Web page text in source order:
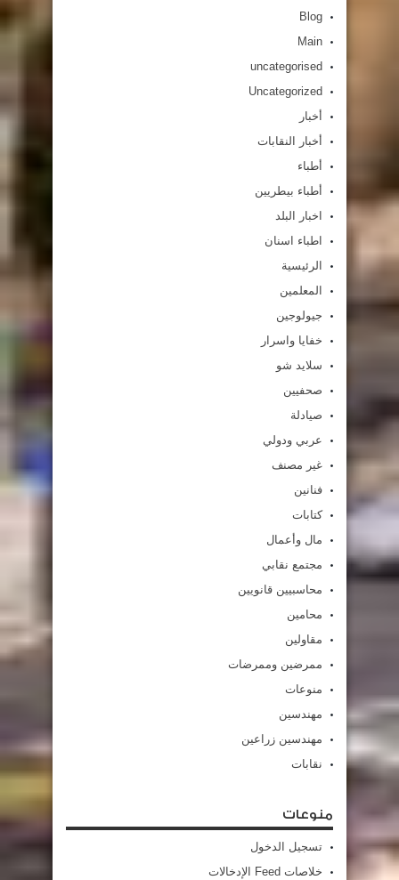
Blog
Main
uncategorised
Uncategorized
أخبار
أخبار النقابات
أطباء
أطباء بيطريين
اخبار البلد
اطباء اسنان
الرئيسية
المعلمين
جيولوجين
خفايا واسرار
سلايد شو
صحفيين
صيادلة
عربي ودولي
غير مصنف
فنانين
كتابات
مال وأعمال
مجتمع نقابي
محاسبيين قانويين
محامين
مقاولين
ممرضين وممرضات
منوعات
مهندسين
مهندسين زراعين
نقابات
منوعات
تسجيل الدخول
خلاصات Feed الإدخالات